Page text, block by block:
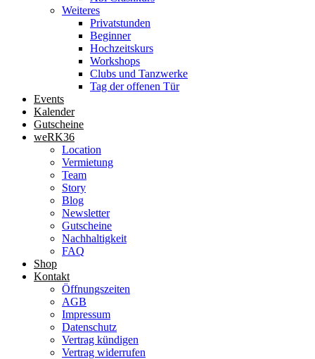
Weiteres
Privatstunden
Beginner
Hochzeitskurs
Workshops
Clubs und Tanzwerke
Tag der offenen Tür
Events
Kalender
Gutscheine
weRK36
Location
Vermietung
Team
Story
Blog
Newsletter
Gutscheine
Nachhaltigkeit
FAQ
Shop
Kontakt
Öffnungszeiten
AGB
Impressum
Datenschutz
Vertrag kündigen
Vertrag widerrufen